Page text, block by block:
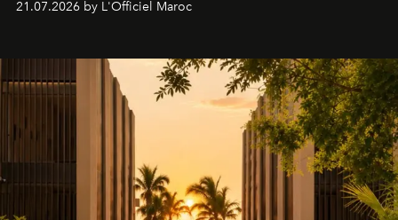
londonien et construite depuis autour d'un actif breveté,
21.07.2026 by L'Officiel Maroc